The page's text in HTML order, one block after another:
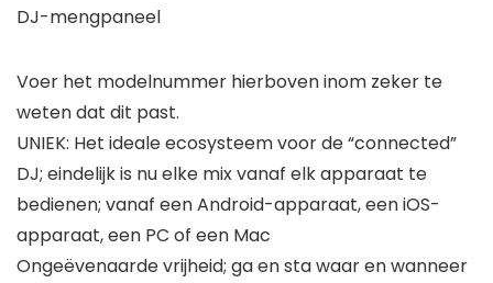
DJ-mengpaneel
Voer het modelnummer hierboven inom zeker te
weten dat dit past.
UNIEK: Het ideale ecosysteem voor de “connected”
DJ; eindelijk is nu elke mix vanaf elk apparaat te
bedienen; vanaf een Android-apparaat, een iOS-
apparaat, een PC of een Mac
Ongeëvenaarde vrijheid; ga en sta waar en wanneer